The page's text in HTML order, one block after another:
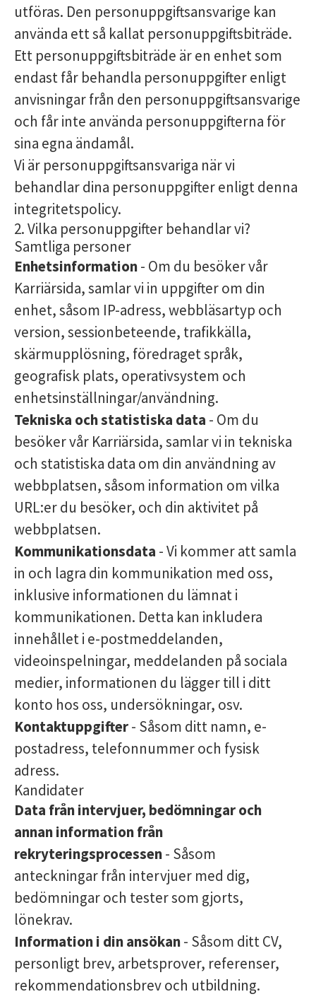
utföras. Den personuppgiftsansvarige kan
använda ett så kallat personuppgiftsbiträde.
Ett personuppgiftsbiträde är en enhet som
endast får behandla personuppgifter enligt
anvisningar från den personuppgiftsansvarige
och får inte använda personuppgifterna för
sina egna ändamål.
Vi är personuppgiftsansvariga när vi
behandlar dina personuppgifter enligt denna
integritetspolicy.
2. Vilka personuppgifter behandlar vi?
Samtliga personer
Enhetsinformation- Om du besöker vår
Karriärsida, samlar vi in uppgifter om din
enhet, såsom IP-adress, webbläsartyp och
version, sessionbeteende, trafikkälla,
skärmupplösning, föredraget språk,
geografisk plats, operativsystem och
enhetsinställningar/användning.
Tekniska och statistiska data - Om du
besöker vår Karriärsida, samlar vi in tekniska
och statistiska data om din användning av
webbplatsen, såsom information om vilka
URL:er du besöker, och din aktivitet på
webbplatsen.
Kommunikationsdata - Vi kommer att samla
in och lagra din kommunikation med oss,
inklusive informationen du lämnat i
kommunikationen. Detta kan inkludera
innehållet i e-postmeddelanden,
videoinspelningar, meddelanden på sociala
medier, informationen du lägger till i ditt
konto hos oss, undersökningar, osv.
Kontaktuppgifter- Såsom ditt namn, e-
postadress, telefonnummer och fysisk
adress.
Kandidater
Data från intervjuer, bedömningar och
annan information från
rekryteringsprocessen- Såsom
anteckningar från intervjuer med dig,
bedömningar och tester som gjorts,
lönekrav.
Information i din ansökan- Såsom ditt CV,
personligt brev, arbetsprover, referenser,
rekommendationsbrev och utbildning.